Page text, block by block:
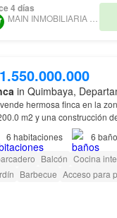
4 días
in Quimbaya,
hermosa finca en la
m2 y una construcción
6 habitaciones 6
Balcón Cocina
Barbecue Acceso para